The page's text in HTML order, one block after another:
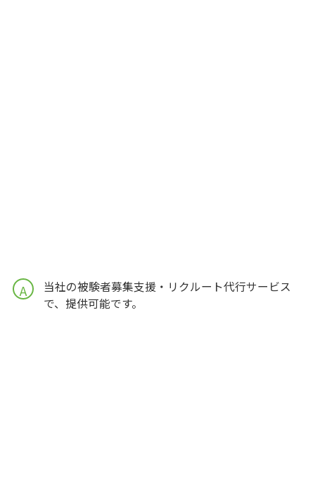
A
当社の被験者募集支援・リクルート代行サービス
で、提供可能です。